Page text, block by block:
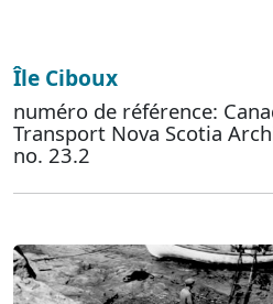
Île Ciboux
numéro de référence:
Transport Nova Scotia
no. 23.2